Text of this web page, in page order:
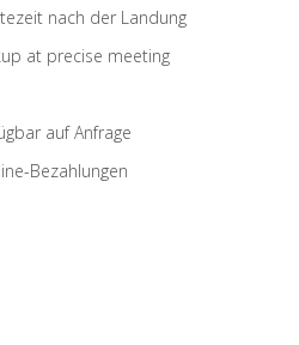
nach der Landung
at precise meeting
auf Anfrage
Bezahlungen